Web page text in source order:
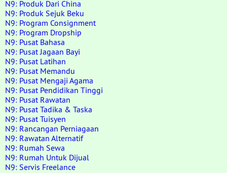
N9: Produk Dari China
N9: Produk Sejuk Beku
N9: Program Consignment
N9: Program Dropship
N9: Pusat Bahasa
N9: Pusat Jagaan Bayi
N9: Pusat Latihan
N9: Pusat Memandu
N9: Pusat Mengaji Agama
N9: Pusat Pendidikan Tinggi
N9: Pusat Rawatan
N9: Pusat Tadika & Taska
N9: Pusat Tuisyen
N9: Rancangan Perniagaan
N9: Rawatan Alternatif
N9: Rumah Sewa
N9: Rumah Untuk Dijual
N9: Servis Freelance